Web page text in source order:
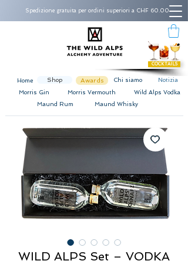
Spedizione gratuita per ordini superiori a CHF 60.00
COCKTAILS
Home Shop Awards Chi siamo
Notizia
Morris Gin
Morris Vermouth
Wild Alps Vodka
Maund Rum
Maund Whisky
WILD ALPS Set – VODKA